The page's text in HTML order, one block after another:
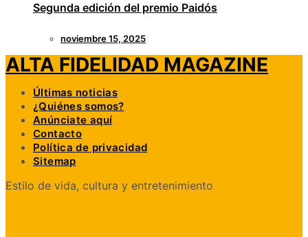
Segunda edición del premio Paidós
noviembre 15, 2025
ALTA FIDELIDAD MAGAZINE
Últimas noticias
¿Quiénes somos?
Anúnciate aquí
Contacto
Política de privacidad
Sitemap
Estilo de vida, cultura y entretenimiento